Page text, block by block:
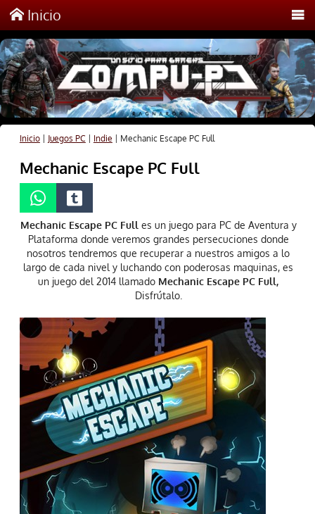
Inicio
Inicio| Juegos PC Indie Mechanic Escape PC Full
Mechanic Escape PC Full
Mechanic Escape PC Fulles un juego para PC de Aventura y
Plataforma donde veremos grandes persecuciones donde
nosotros tendremos que recuperar a nuestros amigos a lo
largo de cada nivel y luchando con poderosas maquinas, es
un juego del 2014 llamado Mechanic Escape PC Full,
Disfrútalo.